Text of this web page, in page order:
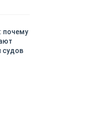
почему
судов